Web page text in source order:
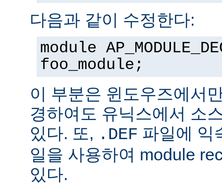
다음과 같이 수정한다:
module
foo_module;
이 부분은 윈도우즈에서
경하여도 유닉스에서 소
있다. 또, .DEF 파일에 익
일을 사용하여 module
있다.